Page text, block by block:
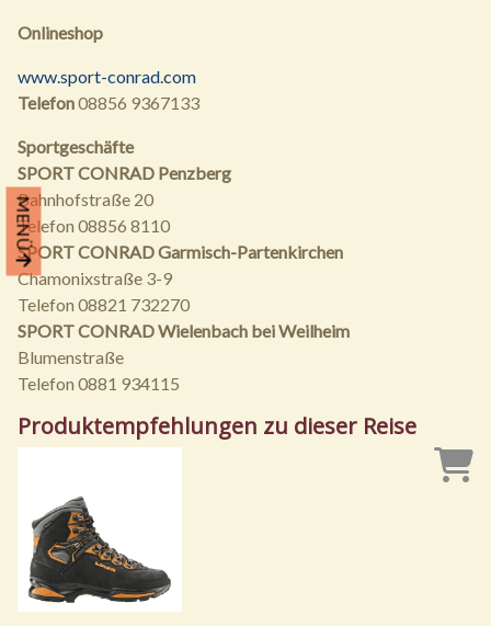
MENÜ
Onlineshop
www.sport-conrad.com
Telefon08856 9367133
Sportgeschäfte
SPORT CONRAD Penzberg
Bahnhofstraße 20
Telefon 08856 8110
SPORT CONRAD Garmisch-Partenkirchen
Chamonixstraße 3-9
Telefon 08821 732270
SPORT CONRAD Wielenbach bei Weilheim
Blumenstraße
Telefon 0881 934115
Produktempfehlungen zu dieser Reise